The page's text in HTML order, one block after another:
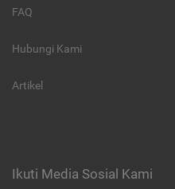
FAQ
Hubungi Kami
Artikel
Ikuti Media Sosial Kami